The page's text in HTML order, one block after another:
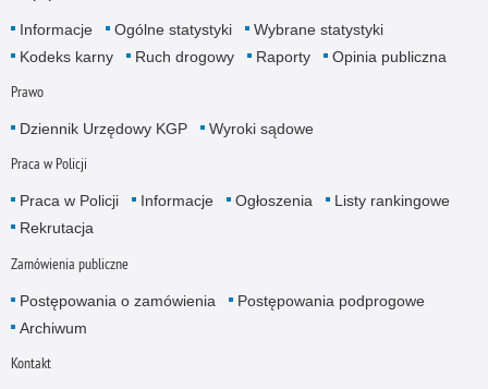
Informacje Ogólne statystyki
Wybrane statystyki
Kodeks karny
Ruch drogowy Raporty Opinia publiczna
Prawo
Dziennik Urzędowy KGP Wyroki sądowe
Praca w Policji
Praca w Policji Informacje Ogłoszenia
Listy rankingowe
Rekrutacja
Zamówienia publiczne
Postępowania o zamówienia
Postępowania podprogowe
Archiwum
Kontakt